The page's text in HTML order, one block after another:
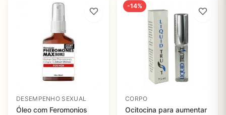
DESEMPENHO SEXUAL
Óleo com Feromonios
-14%
CORPO
Ocitocina para aumentar